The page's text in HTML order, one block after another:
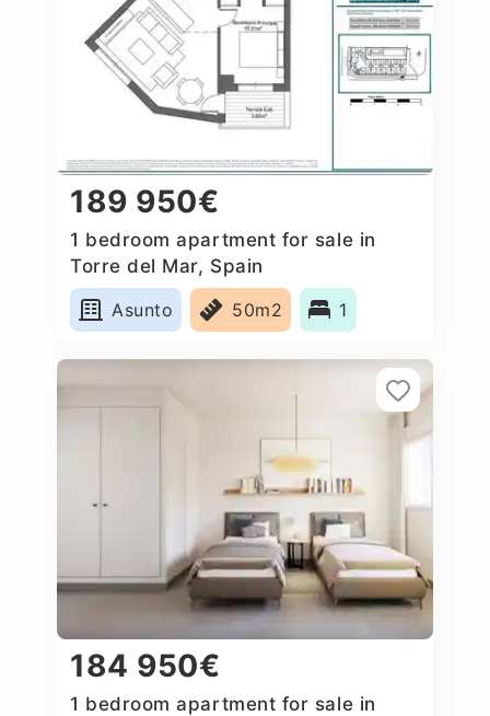
189 950€
1 bedroom apartment for sale in
Torre del Mar, Spain
Asunto
50m2 1
184 950€
1 bedroom apartment for sale in